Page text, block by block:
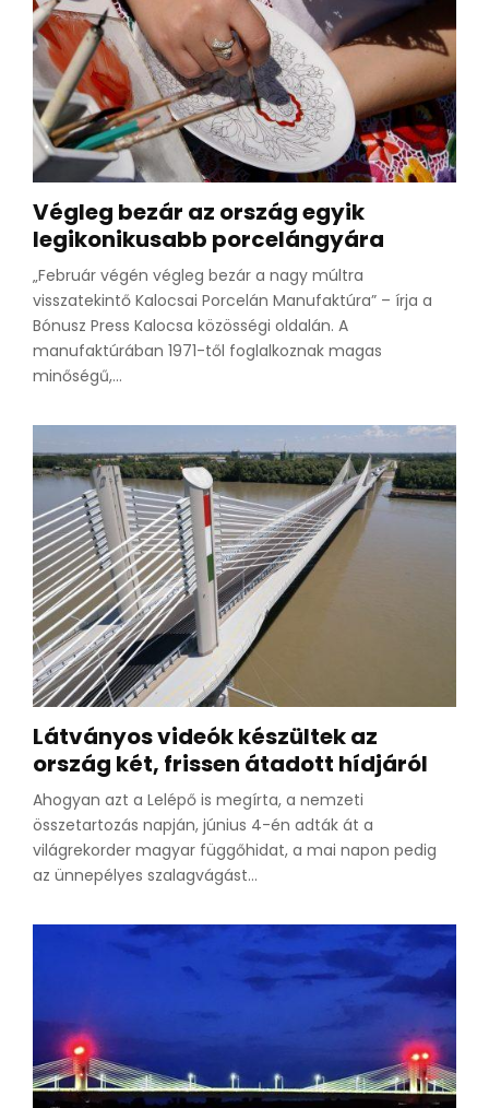
Végleg bezár az ország egyik
legikonikusabb porcelángyára
„Február végén végleg bezár a nagy múltra
visszatekintő Kalocsai Porcelán Manufaktúra” – írja a
Bónusz Press Kalocsa közösségi oldalán. A
manufaktúrában 1971-től foglalkoznak magas
minőségű,...
Látványos videók készültek az
ország két, frissen átadott hídjáról
Ahogyan azt a Lelépő is megírta, a nemzeti
összetartozás napján, június 4-én adták át a
világrekorder magyar függőhidat, a mai napon pedig
az ünnepélyes szalagvágást...